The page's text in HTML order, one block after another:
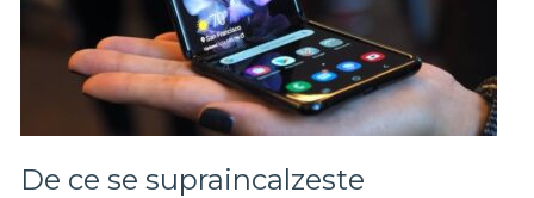
De ce se supraincalzeste